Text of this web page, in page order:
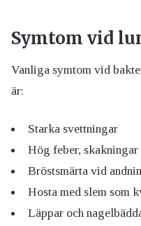
Symtom vid
Vanliga symtom vid
är:
Starka svettningar
Hög feber, skakningar
Bröstsmärta vid
Hosta med slem som
Läppar och